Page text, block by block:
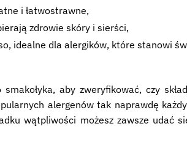
i łatwostrawne,
zdrowie skóry i sierści,
idealne dla alergików, które stanowi
aby zweryfikować, czy
alergenów tak naprawdę
wątpliwości możesz zawsze udać